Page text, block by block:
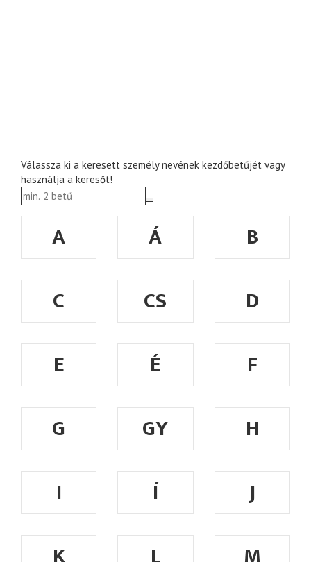
Válassza ki a keresett személy nevének kezdőbetűjét vagy
használja a keresőt!
A Á
B
C
CS
D
E
É
F
G
GY
H
I
Í
J